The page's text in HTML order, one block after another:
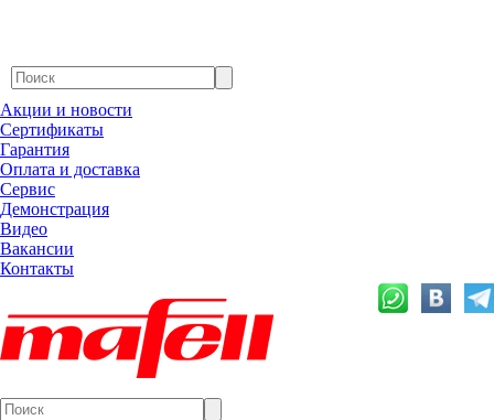
Акции и новости
Сертификаты
Гарантия
Оплата и доставка
Сервис
Демонстрация
Видео
Вакансии
Контакты